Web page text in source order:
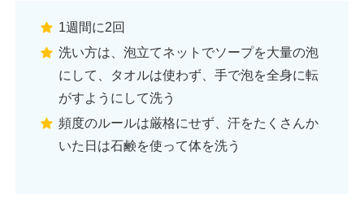
1週間に2回
洗い方は、泡立てネットでソープを大量の泡
にして、タオルは使わず、手で泡を全身に転
がすようにして洗う
頻度のルールは厳格にせず、汗をたくさんか
いた日は石鹸を使って体を洗う